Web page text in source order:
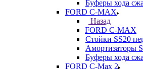
Буферы хода
FORD С-MAX
Назад
FORD С-MAX
Стойки SS20
Амортизаторы
Буферы хода
FORD C-Max 2